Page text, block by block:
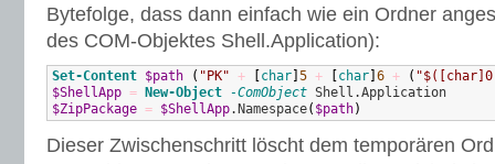
Bytefolge, dass dann einfach wie ein Ordner
des COM-Objektes Shell.Application):
Set-Content $path ( "PK" + char 5 + char 6 + (
$ShellApp = New-Object -ComObject
$ZipPackage = $ShellApp.Namespace( $path)
Dieser Zwischenschritt löscht dem temporären